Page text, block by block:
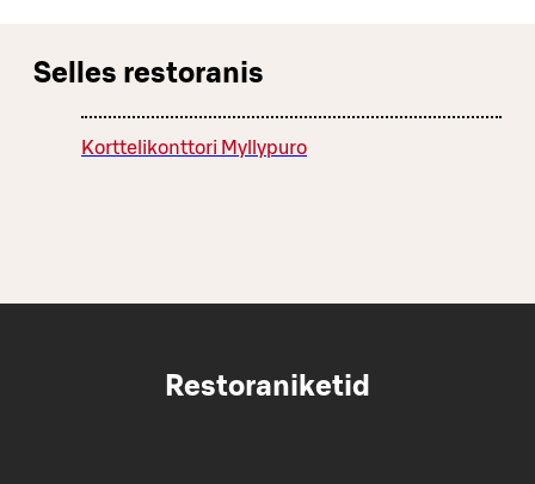
Selles restoranis
Korttelikonttori Myllypuro
Restoraniketid